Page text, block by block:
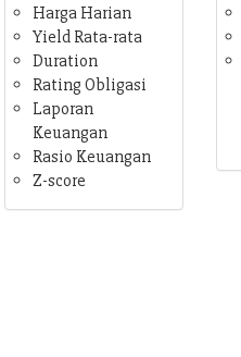
Harga Harian
Yield Rata-rata
Duration
Rating Obligasi
Laporan
Keuangan
Rasio Keuangan
Z-score